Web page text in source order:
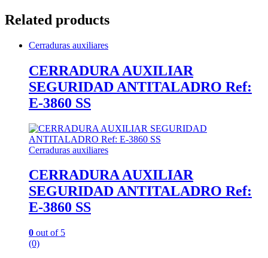
Related products
Cerraduras auxiliares
CERRADURA AUXILIAR
SEGURIDAD ANTITALADRO Ref:
E-3860 SS
Cerraduras auxiliares
CERRADURA AUXILIAR
SEGURIDAD ANTITALADRO Ref:
E-3860 SS
0 out of 5
(0)